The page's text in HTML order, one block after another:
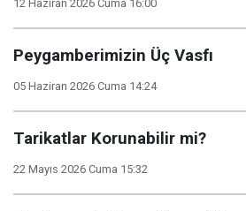
12 Haziran 2026 Cuma 16:00
Peygamberimizin Üç Vasfı
05 Haziran 2026 Cuma 14:24
Tarikatlar Korunabilir mi?
22 Mayıs 2026 Cuma 15:32